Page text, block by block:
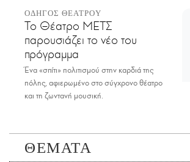
ΟΔΗΓΟΣ ΘΕΑΤΡΟΥ
Το Θέατρο ΜΕΤΣ
παρουσιάζει το νέο του
πρόγραμμα
Ένα «σπίτι» πολιτισμού στην καρδιά της
πόλης, αφιερωμένο στο σύγχρονο θέατρο
και τη ζωντανή μουσική.
ΘΕΜΑΤΑ